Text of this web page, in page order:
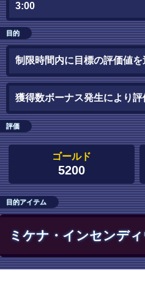
3:00
目的
制限時間内に目標の評価値を
獲得数ボーナス発生により評
評価
ゴールド
5200
目的アイテム
ミケナ・インセンデ